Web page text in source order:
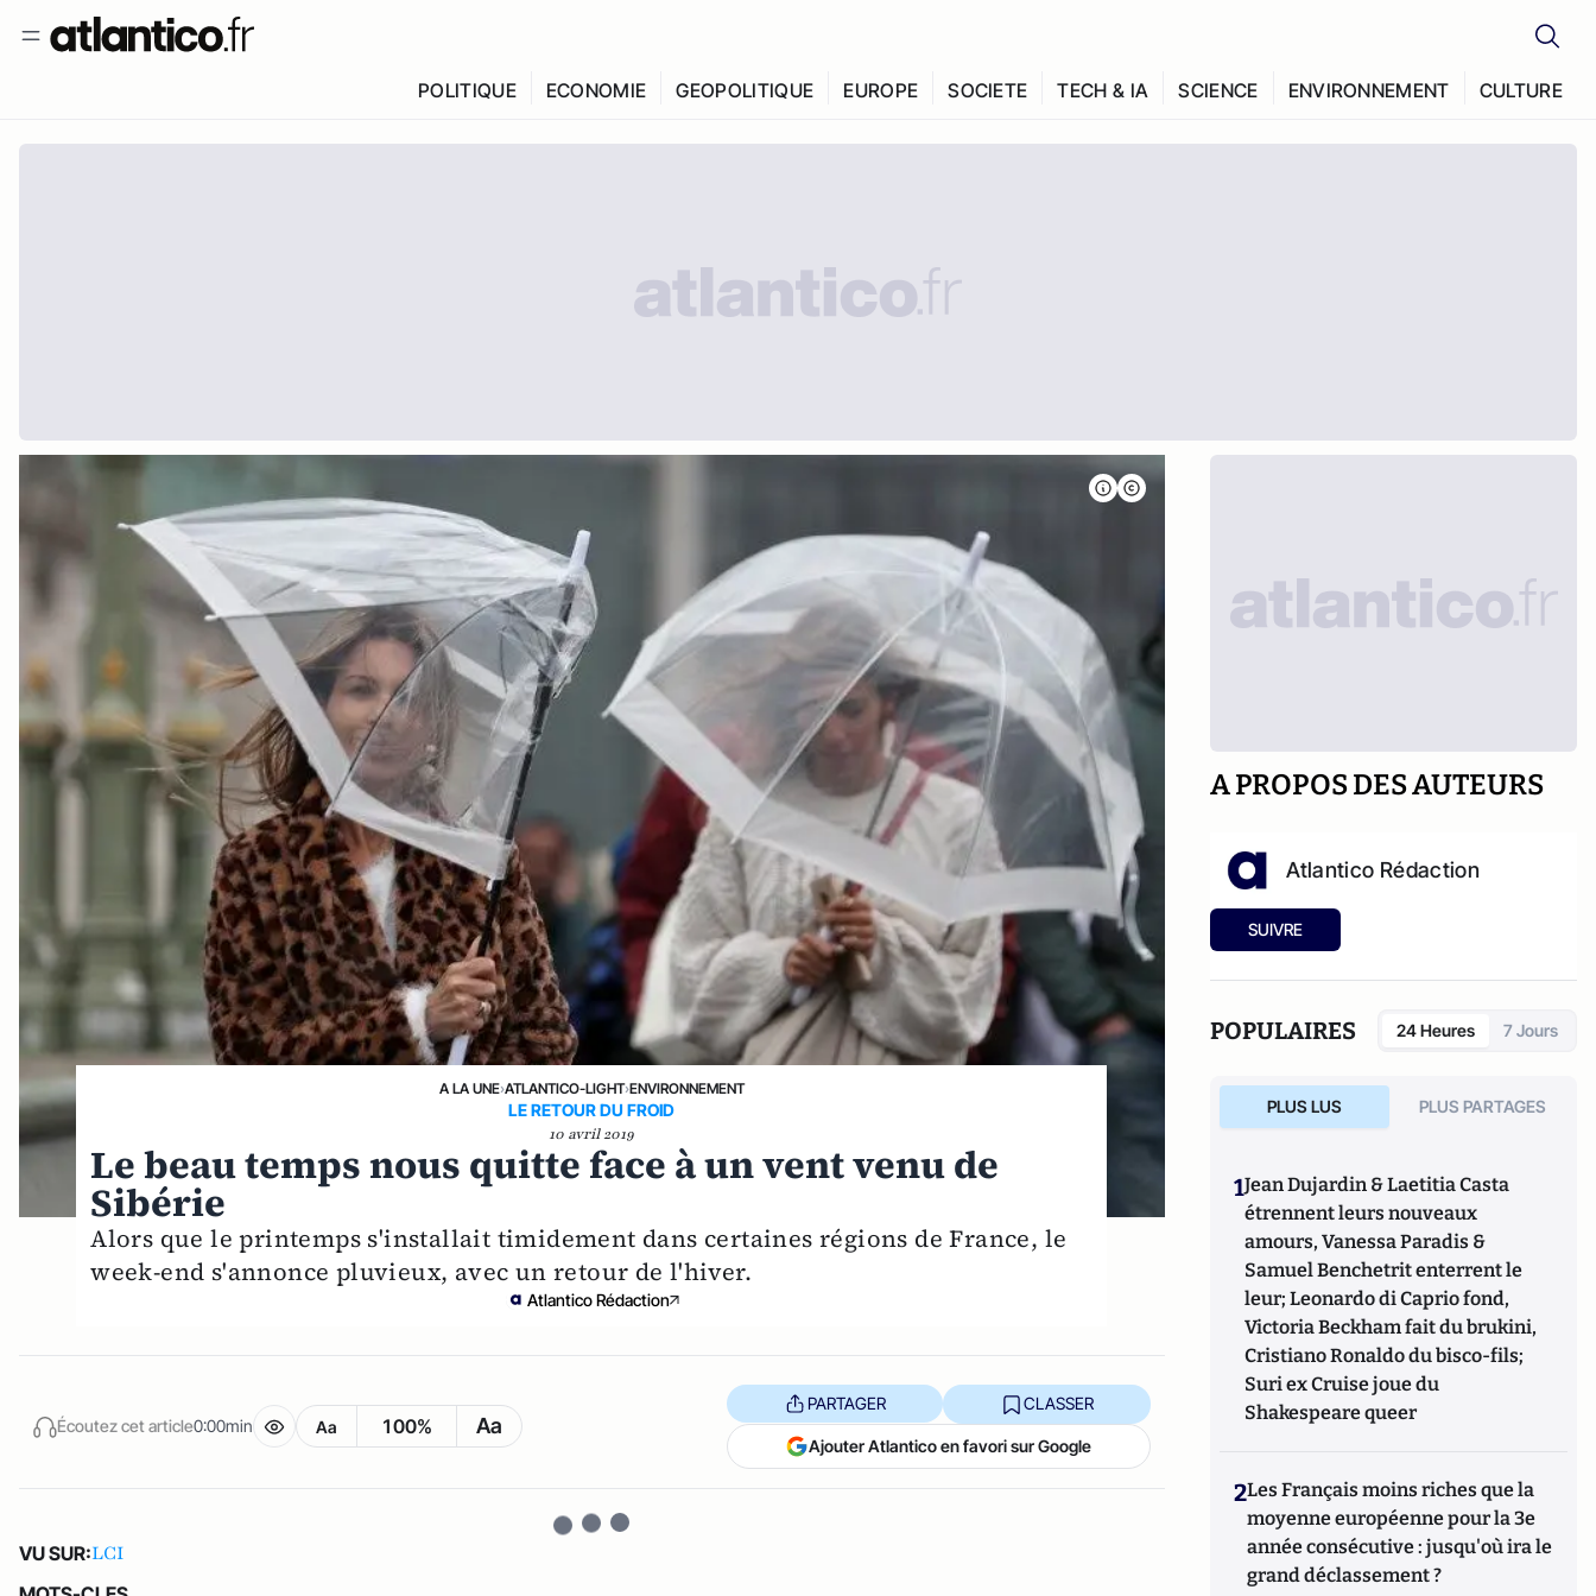
POLITIQUE ECONOMIE GEOPOLITIQUE EUROPE SOCIETE TECH & IA SCIENCE ENVIRONNEMENT CULTURE
A LA UNE›ATLANTICO-LIGHT›ENVIRONNEMENT
LE RETOUR DU FROID
10 avril 2019
Le beau temps nous quitte face à un vent venu de
Sibérie
Alors que le printemps s'installait timidement dans certaines régions de France, le
week-end s'annonce pluvieux, avec un retour de l'hiver.
Atlantico Rédaction
Écoutez cet article0:00min Aa 100% Aa
PARTAGER CLASSER
Ajouter Atlantico en favori sur Google
VU SUR:LCI
A PROPOS DES AUTEURS
Atlantico Rédaction
SUIVRE
POPULAIRES 24 Heures 7 Jours
PLUS LUS PLUS PARTAGES
1Jean Dujardin & Laetitia Casta
étrennent leurs nouveaux
amours, Vanessa Paradis &
Samuel Benchetrit enterrent le
leur; Leonardo di Caprio fond,
Victoria Beckham fait du brukini,
Cristiano Ronaldo du bisco-fils;
Suri ex Cruise joue du
Shakespeare queer
2Les Français moins riches que la
moyenne européenne pour la 3e
année consécutive : jusqu'où ira le
grand déclassement ?